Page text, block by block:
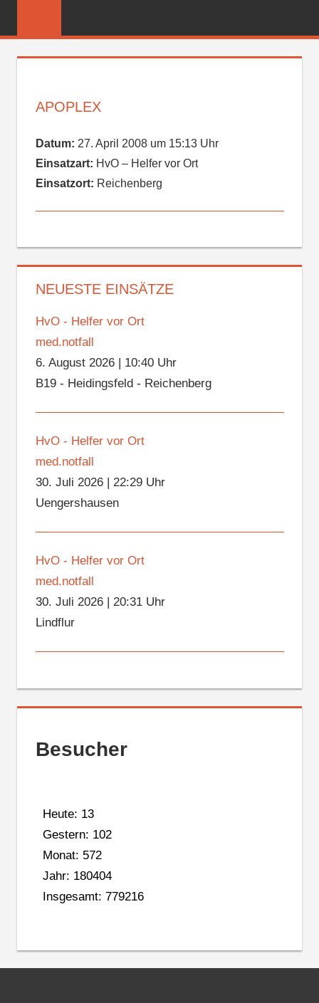
FEUERWEHR
APOPLEX
Datum: 27. April 2008 um 15:13 Uhr
Einsatzart: HvO – Helfer vor Ort
Einsatzort: Reichenberg
NEUESTE EINSÄTZE
HvO - Helfer vor Ort
med.notfall
6. August 2026| 10:40 Uhr
B19 - Heidingsfeld - Reichenberg
HvO - Helfer vor Ort
med.notfall
30. Juli 2026| 22:29 Uhr
Uengershausen
HvO - Helfer vor Ort
med.notfall
30. Juli 2026| 20:31 Uhr
Lindflur
Besucher
Heute: 13
Gestern: 102
Monat: 572
Jahr: 180404
Insgesamt: 779216